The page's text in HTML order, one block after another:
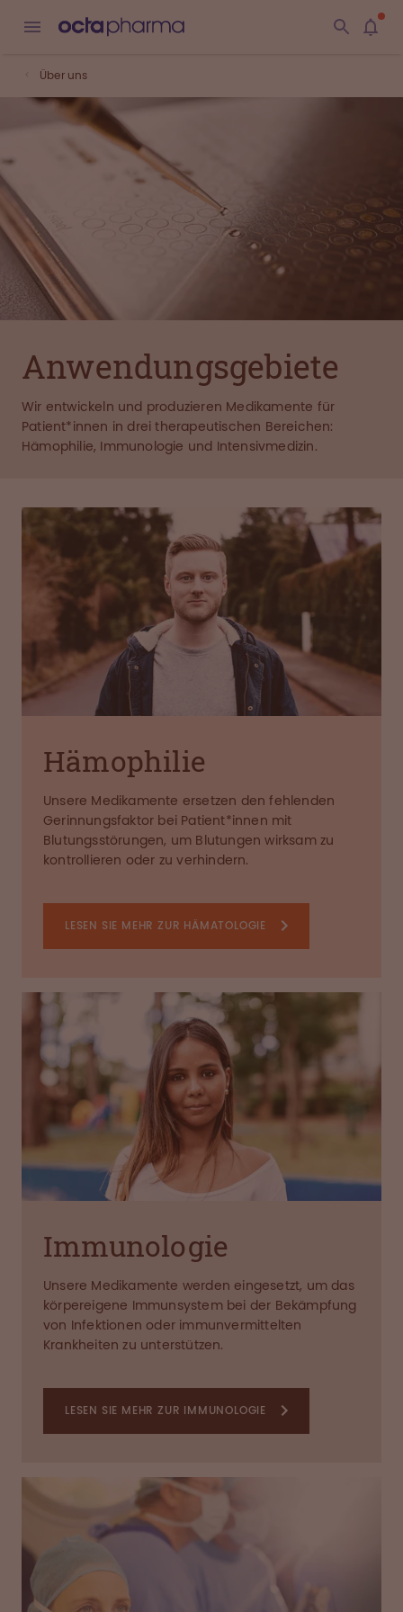
Über uns
Anwendungs­gebiete
Wir entwickeln und produzieren Medikamente für
Patient*innen in drei therapeutischen Bereichen:
Hämophilie, Immunologie und Intensivmedizin.
Hämophilie
Unsere Medikamente ersetzen den fehlenden
Gerinnungsfaktor bei Patient*innen mit
Blutungsstörungen, um Blutungen wirksam zu
kontrollieren oder zu verhindern.
LESEN SIE MEHR ZUR HÄMATOLOGIE
Immunologie
Unsere Medikamente werden eingesetzt, um das
körpereigene Immunsystem bei der Bekämpfung
von Infektionen oder immunvermittelten
Krankheiten zu unterstützen.
LESEN SIE MEHR ZUR IMMUNOLOGIE